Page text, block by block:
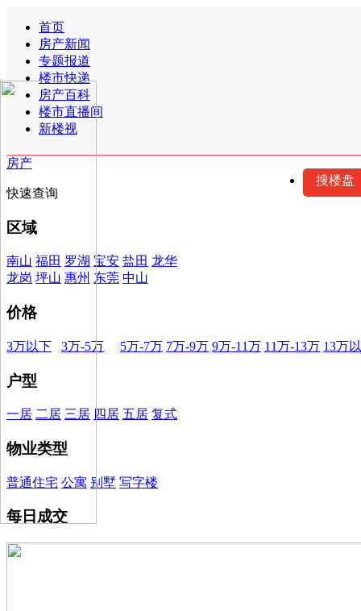
首页
房产新闻
专题报道
楼市快递
房产百科
楼市直播间
新楼视
房产
搜楼盘
快速查询
区域
南山 福田 罗湖 宝安 盐田 龙华
龙岗 坪山 惠州 东莞 中山
价格
3万以下 3万-5万 5万-7万 7万-9万 9万-11万 11万-13万 13万
户型
一居 二居 三居 四居 五居 复式
物业类型
普通住宅 公寓 别墅 写字楼
每日成交